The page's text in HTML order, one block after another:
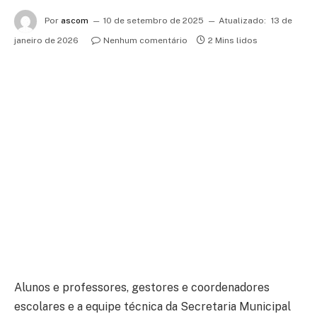
Por ascom 10 de setembro de 2025 Atualizado: 13 de
janeiro de 2026
Nenhum comentário 2 Mins lidos
Alunos e professores, gestores e coordenadores
escolares e a equipe técnica da Secretaria Municipal